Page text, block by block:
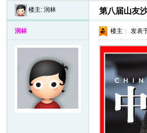
» › ›
楼主:润林 第八届山友
润林 楼主 发表